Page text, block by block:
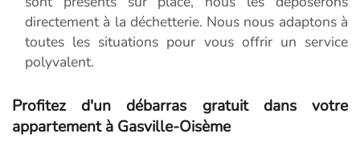
directement à la déchetterie. Nous nous adaptons à
toutes les situations pour vous offrir un service
polyvalent.
Profitez d'un débarras gratuit dans votre
appartement à Gasville-Oisème